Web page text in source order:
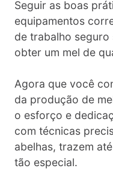
Seguir as boas
equipamentos
de trabalho seguro
obter um mel de
Agora que você
da produção de
o esforço e
com técnicas
abelhas, trazem
tão especial.